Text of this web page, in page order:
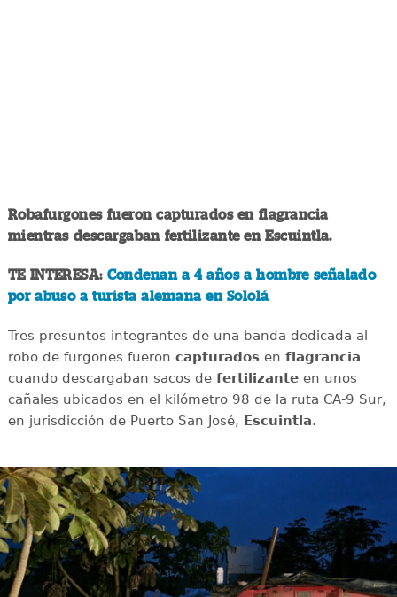
Robafurgones fueron capturados en flagrancia
mientras descargaban fertilizante en Escuintla.
TE INTERESA: Condenan a 4 años a hombre señalado
por abuso a turista alemana en Sololá
Tres presuntos integrantes de una banda dedicada al
robo de furgones fueron capturadosen flagrancia
cuando descargaban sacos de fertilizanteen unos
cañales ubicados en el kilómetro 98 de la ruta CA-9 Sur,
en jurisdicción de Puerto San José, Escuintla.